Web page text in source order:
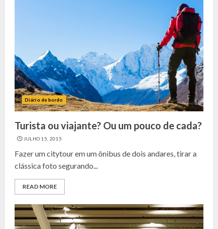
Diário de bordo
Turista ou viajante? Ou um pouco de cada?
JULHO 15, 2015
Fazer um citytour em um ônibus de dois andares, tirar a
clássica foto segurando...
READ MORE